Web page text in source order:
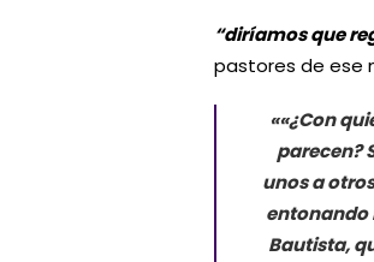
“diríamos que
pastores de ese
««¿Con
parecen?
unos a
entonando
Bautista,